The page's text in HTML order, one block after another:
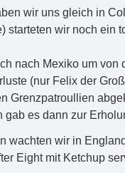
wir uns gleich in
starteten wir noch ein
nach Mexiko um
(nur Felix der
Grenzpatroullien
gab es dann zur
wachten wir in
Eight mit Ketchup